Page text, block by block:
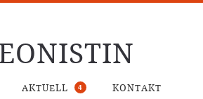
AKTUELL 4 KONTAKT